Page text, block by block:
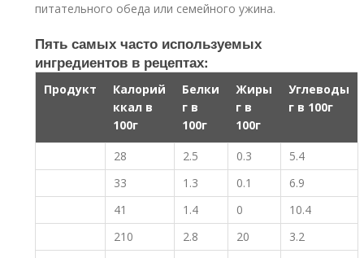
питательного обеда или семейного ужина.
Пять самых часто используемых
ингредиентов в рецептах:
Продукт
Калорий
ккал в
100г
Белки
г в
100г
Жиры
г в
100г
Углеводы
г в 100г
28 2.5 0.3
5.4
33
1.3 0.1
6.9
41
1.4 0
10.4
210
2.8 20
3.2